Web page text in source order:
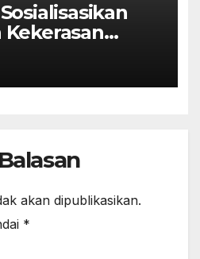
Lingkungan
akan dipublikasikan.
*